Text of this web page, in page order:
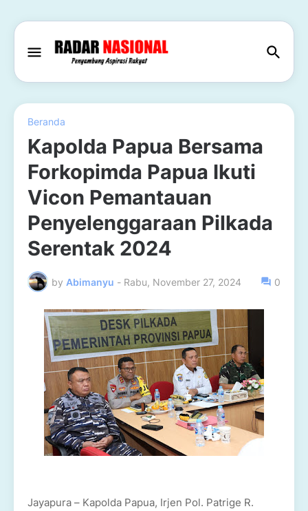
Beranda
Kapolda Papua Bersama
Forkopimda Papua Ikuti
Vicon Pemantauan
Penyelenggaraan Pilkada
Serentak 2024
by Abimanyu - Rabu, November 27, 2024 0
Jayapura – Kapolda Papua, Irjen Pol. Patrige R.